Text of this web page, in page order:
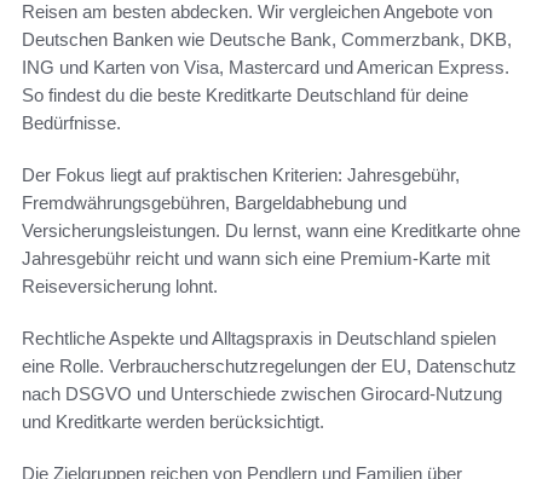
Reisen am besten abdecken. Wir vergleichen Angebote von
Deutschen Banken wie Deutsche Bank, Commerzbank, DKB,
ING und Karten von Visa, Mastercard und American Express.
So findest du die beste Kreditkarte Deutschland für deine
Bedürfnisse.
Der Fokus liegt auf praktischen Kriterien: Jahresgebühr,
Fremdwährungsgebühren, Bargeldabhebung und
Versicherungsleistungen. Du lernst, wann eine Kreditkarte ohne
Jahresgebühr reicht und wann sich eine Premium-Karte mit
Reiseversicherung lohnt.
Rechtliche Aspekte und Alltagspraxis in Deutschland spielen
eine Rolle. Verbraucherschutzregelungen der EU, Datenschutz
nach DSGVO und Unterschiede zwischen Girocard-Nutzung
und Kreditkarte werden berücksichtigt.
Die Zielgruppen reichen von Pendlern und Familien über